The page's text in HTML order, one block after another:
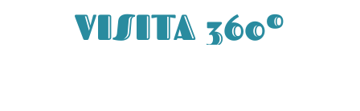
VISITA 360º